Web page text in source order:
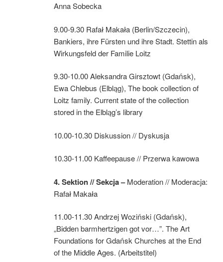
Anna Sobecka
9.00-9.30 Rafał Makała (Berlin/Szczecin),
Bankiers, ihre Fürsten und ihre Stadt. Stettin als
Wirkungsfeld der Familie Loitz
9.30-10.00 Aleksandra Girsztowt (Gdańsk),
Ewa Chlebus (Elbląg), The book collection of
Loitz family. Current state of the collection
stored in the Elbląg’s library
10.00-10.30 Diskussion // Dyskusja
10.30-11.00 Kaffeepause // Przerwa kawowa
4.Sektion //Sekcja– Moderation // Moderacja:
Rafał Makała
11.00-11.30 Andrzej Woziński (Gdańsk),
„Bidden barmhertzigen got vor…”. The Art
Foundations for Gdańsk Churches at the End
of the Middle Ages. (Arbeitstitel)